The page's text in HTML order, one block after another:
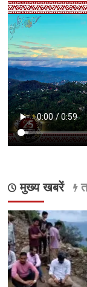
मुख्य खबरें